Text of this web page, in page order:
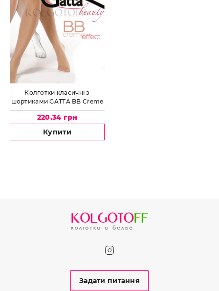
Колготки класичні з
шортиками GATTA BB Creme
Effect 15
220.34 грн
Купити
Задати питання